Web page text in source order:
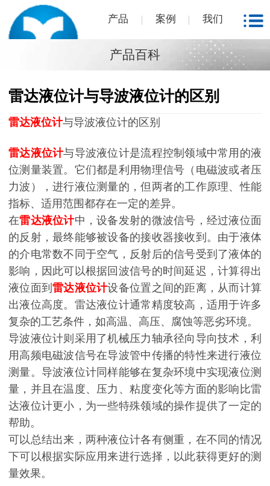
产品 案例 我们
产品百科
雷达液位计与导波液位计的区别
雷达液位计与导波液位计的区别
雷达液位计与导波液位计是流程控制领域中常用的液
位测量装置。它们都是利用物理信号（电磁波或者压
力波），进行液位测量的，但两者的工作原理、性能
指标、适用范围都存在一定的差异。
在雷达液位计中，设备发射的微波信号，经过液位面
的反射，最终能够被设备的接收器接收到。由于液体
的介电常数不同于空气，反射后的信号受到了液体的
影响，因此可以根据回波信号的时间延迟，计算得出
液位面到雷达液位计设备位置之间的距离，从而计算
出液位高度。雷达液位计通常精度较高，适用于许多
复杂的工艺条件，如高温、高压、腐蚀等恶劣环境。
导波液位计则采用了机械压力轴承径向导向技术，利
用高频电磁波信号在导波管中传播的特性来进行液位
测量。导波液位计同样能够在复杂环境中实现液位测
量，并且在温度、压力、粘度变化等方面的影响比雷
达液位计更小，为一些特殊领域的操作提供了一定的
帮助。
可以总结出来，两种液位计各有侧重，在不同的情况
下可以根据实际应用来进行选择，以此获得更好的测
量效果。